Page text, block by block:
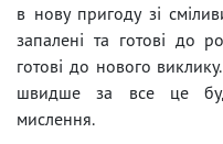
в нову пригоду зі
запалені та готові до
готові до нового
швидше за все це
мислення.